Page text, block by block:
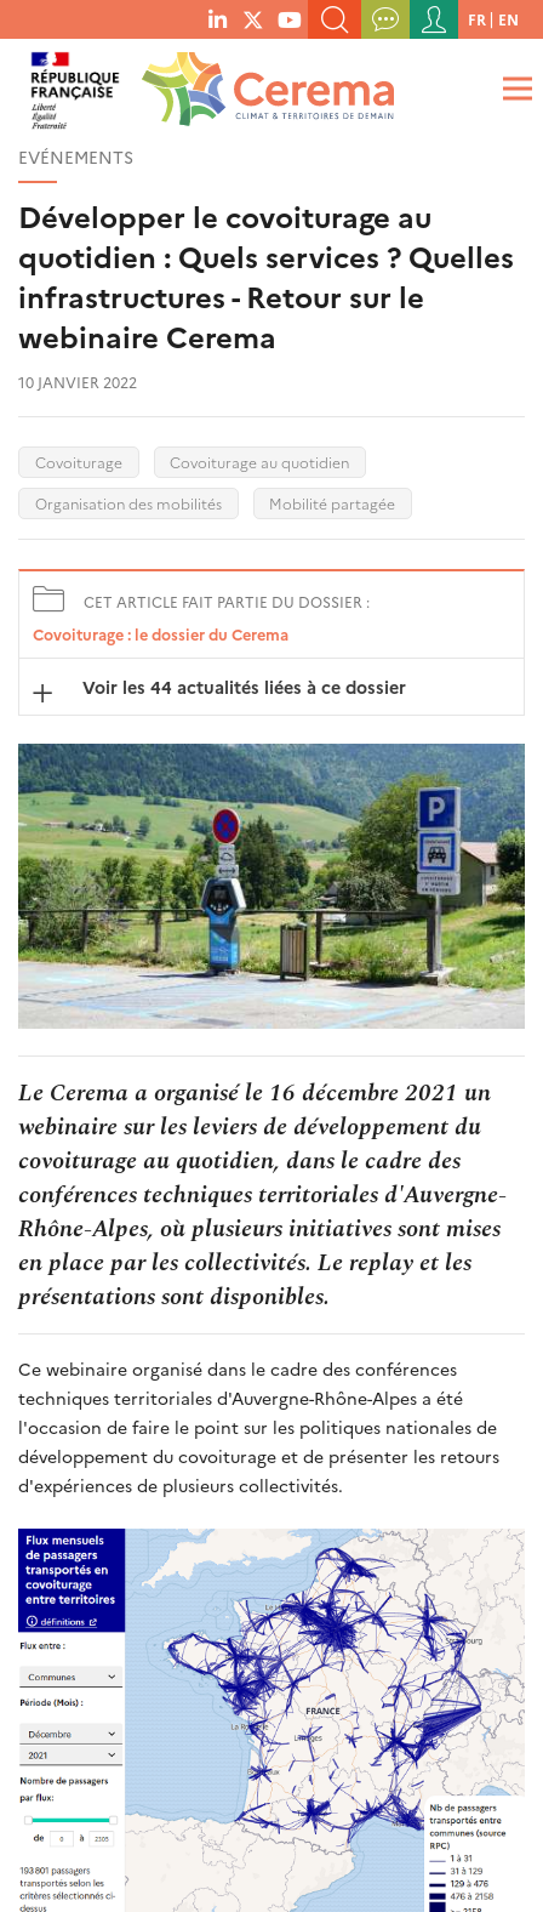
menu
social
links
RECHERCHER UN MOT-CLÉ, UNE PUBLICATION, ETC.
QUE RECHERCHEZ-VOUS ?
Menu
du
compte
de
FR EN
EVÉNEMENTS
Développer le covoiturage au
quotidien : Quels services ? Quelles
infrastructures - Retour sur le
webinaire Cerema
10 JANVIER 2022
Covoiturage
Covoiturage au quotidien
Organisation des mobilités
Mobilité partagée
CET ARTICLE FAIT PARTIE DU DOSSIER :
Covoiturage : le dossier du Cerema
Voir les 44 actualités liées à ce dossier
Le Cerema a organisé le 16 décembre 2021 un
webinaire sur les leviers de développement du
covoiturage au quotidien, dans le cadre des
conférences techniques territoriales d'Auvergne-
Rhône-Alpes, où plusieurs initiatives sont mises
en place par les collectivités. Le replay et les
présentations sont disponibles.
Ce webinaire organisé dans le cadre des conférences
techniques territoriales d'Auvergne-Rhône-Alpes a été
l'occasion de faire le point sur les politiques nationales de
développement du covoiturage et de présenter les retours
d'expériences de plusieurs collectivités.